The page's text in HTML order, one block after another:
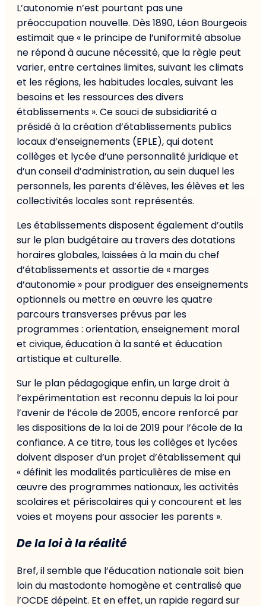
L’autonomie n’est pourtant pas une
préoccupation nouvelle. Dès 1890, Léon Bourgeois
estimait que « le principe de l’uniformité absolue
ne répond à aucune nécessité, que la règle peut
varier, entre certaines limites, suivant les climats
et les régions, les habitudes locales, suivant les
besoins et les ressources des divers
établissements ». Ce souci de subsidiarité a
présidé à la création d’établissements publics
locaux d’enseignements (EPLE), qui dotent
collèges et lycée d’une personnalité juridique et
d’un conseil d’administration, au sein duquel les
personnels, les parents d’élèves, les élèves et les
collectivités locales sont représentés.
Les établissements disposent également d’outils
sur le plan budgétaire au travers des dotations
horaires globales, laissées à la main du chef
d’établissements et assortie de « marges
d’autonomie » pour prodiguer des enseignements
optionnels ou mettre en œuvre les quatre
parcours transverses prévus par les
programmes : orientation, enseignement moral
et civique, éducation à la santé et éducation
artistique et culturelle.
Sur le plan pédagogique enfin, un large droit à
l’expérimentation est reconnu depuis la loi pour
l’avenir de l’école de 2005, encore renforcé par
les dispositions de la loi de 2019 pour l’école de la
confiance. A ce titre, tous les collèges et lycées
doivent disposer d’un projet d’établissement qui
« définit les modalités particulières de mise en
œuvre des programmes nationaux, les activités
scolaires et périscolaires qui y concourent et les
voies et moyens pour associer les parents ».
De la loi à la réalité
Bref, il semble que l’éducation nationale soit bien
loin du mastodonte homogène et centralisé que
l’OCDE dépeint. Et en effet, un rapide regard sur